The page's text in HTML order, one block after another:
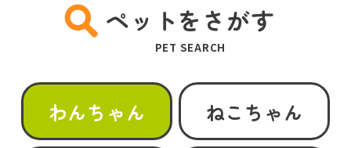
ペットをさがす
PET SEARCH
わんちゃん ねこちゃん